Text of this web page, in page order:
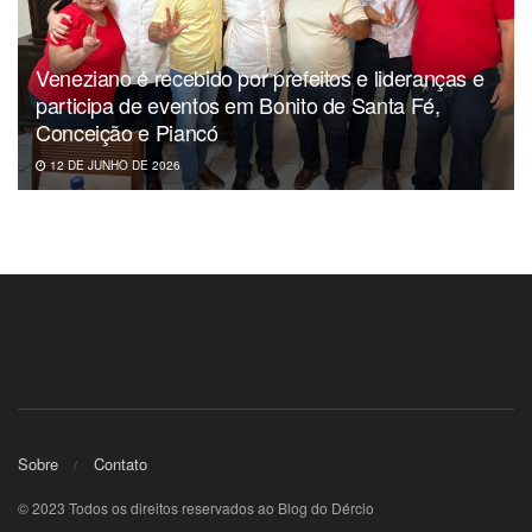
Veneziano é recebido por prefeitos e lideranças e
participa de eventos em Bonito de Santa Fé,
Conceição e Piancó
12 DE JUNHO DE 2026
Sobre Contato
© 2023 Todos os direitos reservados ao Blog do Dércio